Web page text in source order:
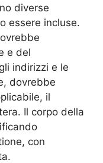
diverse
essere incluse.
e del
indirizzi e le
dovrebbe
il
Il corpo della
con